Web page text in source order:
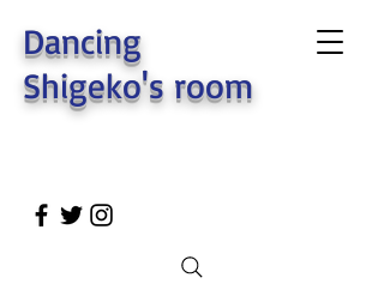
Dancing
Shigeko's room